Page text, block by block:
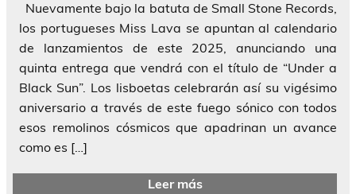
Nuevamente bajo la batuta de Small Stone Records,
los portugueses Miss Lava se apuntan al calendario
de lanzamientos de este 2025, anunciando una
quinta entrega que vendrá con el título de “Under a
Black Sun”. Los lisboetas celebrarán así su vigésimo
aniversario a través de este fuego sónico con todos
esos remolinos cósmicos que apadrinan un avance
como es […]
Leer más